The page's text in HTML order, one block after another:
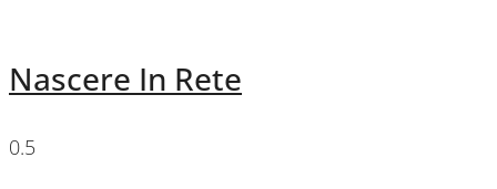
Nascere In Rete